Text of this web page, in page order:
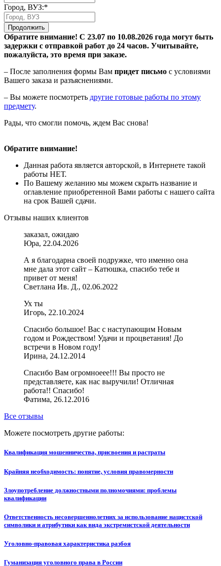
Город, ВУЗ:*
Продолжить
Обратите внимание! С 23.07 по 10.08.2026 года могут быть
задержки с отправкой работ до 24 часов. Учитывайте,
пожалуйста, это время при заказе.
– После заполнения формы Вам придет письмо с условиями
Вашего заказа и разъяснениями.
– Вы можете посмотреть другие готовые работы по этому
предмету.
Рады, что смогли помочь, ждем Вас снова!
Обратите внимание!
Данная работа является авторской, в Интернете такой
работы НЕТ.
По Вашему желанию мы можем скрыть название и
оглавление приобретенной Вами работы с нашего сайта
на срок Вашей сдачи.
Отзывы наших клиентов
заказал, ожидаю
Юра, 22.04.2026
А я благодарна своей подружке, что именно она
мне дала этот сайт – Катюшка, спасибо тебе и
привет от меня!
Светлана Ив. Д., 02.06.2022
Ух ты
Игорь, 22.10.2024
Спасибо большое! Вас с наступающим Новым
годом и Рождеством! Удачи и процветания! До
встречи в Новом году!
Ирина, 24.12.2014
Спасибо Вам огромноеее!!! Вы просто не
представляете, как нас выручили! Отличная
работа!! Спасибо!
Фатима, 26.12.2016
Все отзывы
Можете посмотреть другие работы:
Квалификация мошенничества, присвоения и растраты
Крайняя необходимость: понятие, условия правомерности
Злоупотребление должностными полномочиями: проблемы
квалификации
Ответственность несовершеннолетних за использование нацистской
символики и атрибутики как вида экстремистской деятельности
Уголовно-правовая характеристика разбоя
Гуманизация уголовного права в России